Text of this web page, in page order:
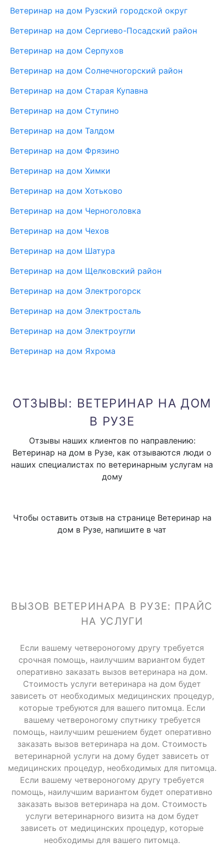
Ветеринар на дом Рузский городской округ
Ветеринар на дом Сергиево-Посадский район
Ветеринар на дом Серпухов
Ветеринар на дом Солнечногорский район
Ветеринар на дом Старая Купавна
Ветеринар на дом Ступино
Ветеринар на дом Талдом
Ветеринар на дом Фрязино
Ветеринар на дом Химки
Ветеринар на дом Хотьково
Ветеринар на дом Черноголовка
Ветеринар на дом Чехов
Ветеринар на дом Шатура
Ветеринар на дом Щелковский район
Ветеринар на дом Электрогорск
Ветеринар на дом Электросталь
Ветеринар на дом Электроугли
Ветеринар на дом Яхрома
ОТЗЫВЫ: ВЕТЕРИНАР НА ДОМ
В РУЗЕ
Отзывы наших клиентов по направлению:
Ветеринар на дом в Рузе, как отзываются люди о
наших специалистах по ветеринарным услугам на
дому
Чтобы оставить отзыв на странице Ветеринар на
дом в Рузе, напишите в чат
ВЫЗОВ ВЕТЕРИНАРА В РУЗЕ: ПРАЙС
НА УСЛУГИ
Если вашему четвероногому другу требуется
срочная помощь, наилучшим вариантом будет
оперативно заказать вызов ветеринара на дом.
Стоимость услуги ветеринара на дом будет
зависеть от необходимых медицинских процедур,
которые требуются для вашего питомца. Если
вашему четвероногому спутнику требуется
помощь, наилучшим решением будет оперативно
заказать вызов ветеринара на дом. Стоимость
ветеринарной услуги на дому будет зависеть от
медицинских процедур, необходимых для питомца.
Если вашему четвероногому другу требуется
помощь, наилучшим вариантом будет оперативно
заказать вызов ветеринара на дом. Стоимость
услуги ветеринарного визита на дом будет
зависеть от медицинских процедур, которые
необходимы для вашего питомца.